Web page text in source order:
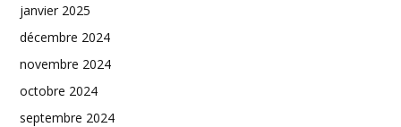
janvier 2025
décembre 2024
novembre 2024
octobre 2024
septembre 2024